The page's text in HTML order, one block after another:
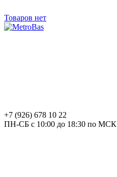
Товаров нет
+7 (926) 678 10 22
ПН-СБ с 10:00 до 18:30 по МСК